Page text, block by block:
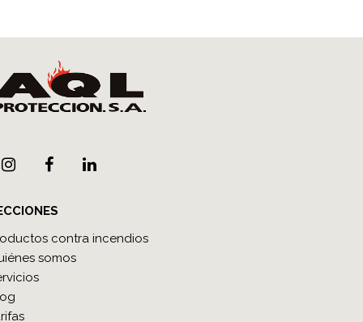
contra incendios
somos